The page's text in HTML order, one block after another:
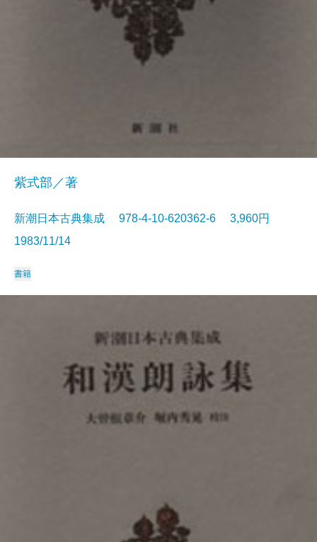
紫式部／著
新潮日本古典集成 978-4-10-620362-6 3,960円
1983/11/14
書籍